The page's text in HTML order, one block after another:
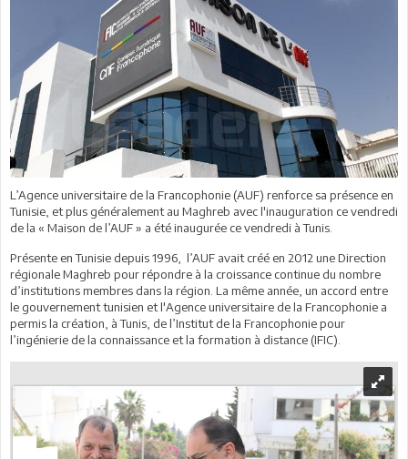
L’Agence universitaire de la Francophonie (AUF) renforce sa présence en
Tunisie, et plus généralement au Maghreb avec l'inauguration ce vendredi
de la « Maison de l’AUF » a été inaugurée ce vendredi à Tunis.
Présente en Tunisie depuis 1996, l’AUF avait créé en 2012 une Direction
régionale Maghreb pour répondre à la croissance continue du nombre
d’institutions membres dans la région. La même année, un accord entre
le gouvernement tunisien et l'Agence universitaire de la Francophonie a
permis la création, à Tunis, de l’Institut de la Francophonie pour
l’ingénierie de la connaissance et la formation à distance (IFIC).